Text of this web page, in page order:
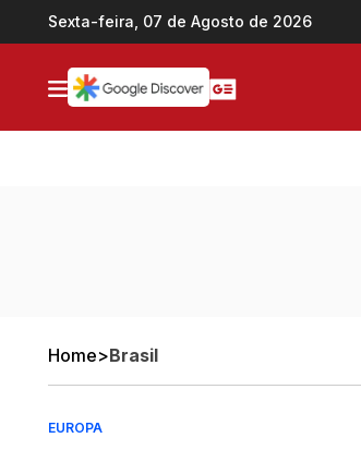
Ir direto pro conteúdo
Sexta-feira, 07 de Agosto de 2026
Home>Brasil
EUROPA